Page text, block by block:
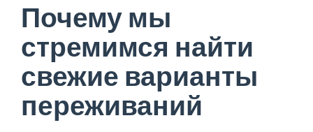
Почему мы
стремимся найти
свежие варианты
переживаний